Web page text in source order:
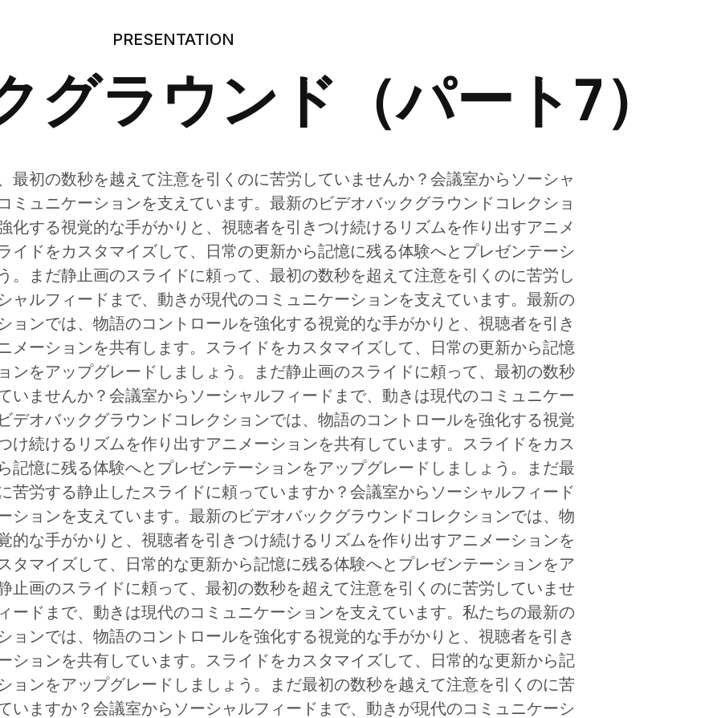
PRESENTATION
グラウンド（パート7）
最初の数秒を越えて注意を引くのに苦労していませんか？会議室からソーシャ
ミュニケーションを支えています。最新のビデオバックグラウンドコレクショ
化する視覚的な手がかりと、視聴者を引きつけ続けるリズムを作り出すアニメ
イドをカスタマイズして、日常の更新から記憶に残る体験へとプレゼンテーシ
。まだ静止画のスライドに頼って、最初の数秒を超えて注意を引くのに苦労し
ャルフィードまで、動きが現代のコミュニケーションを支えています。最新の
ョンでは、物語のコントロールを強化する視覚的な手がかりと、視聴者を引き
メーションを共有します。スライドをカスタマイズして、日常の更新から記憶
ンをアップグレードしましょう。まだ静止画のスライドに頼って、最初の数秒
いませんか？会議室からソーシャルフィードまで、動きは現代のコミュニケー
デオバックグラウンドコレクションでは、物語のコントロールを強化する視覚
け続けるリズムを作り出すアニメーションを共有しています。スライドをカス
記憶に残る体験へとプレゼンテーションをアップグレードしましょう。まだ最
苦労する静止したスライドに頼っていますか？会議室からソーシャルフィード
ションを支えています。最新のビデオバックグラウンドコレクションでは、物
的な手がかりと、視聴者を引きつけ続けるリズムを作り出すアニメーションを
タマイズして、日常的な更新から記憶に残る体験へとプレゼンテーションをア
止画のスライドに頼って、最初の数秒を超えて注意を引くのに苦労していませ
ードまで、動きは現代のコミュニケーションを支えています。私たちの最新の
ョンでは、物語のコントロールを強化する視覚的な手がかりと、視聴者を引き
ションを共有しています。スライドをカスタマイズして、日常的な更新から記
ョンをアップグレードしましょう。まだ最初の数秒を越えて注意を引くのに苦
いますか？会議室からソーシャルフィードまで、動きが現代のコミュニケーシ